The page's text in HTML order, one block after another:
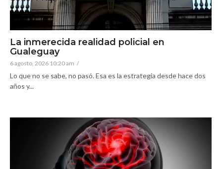
La inmerecida realidad policial en
Gualeguay
6 agosto, 2026 10:20 am /
Lo que no se sabe, no pasó. Esa es la estrategia desde hace dos
años y...